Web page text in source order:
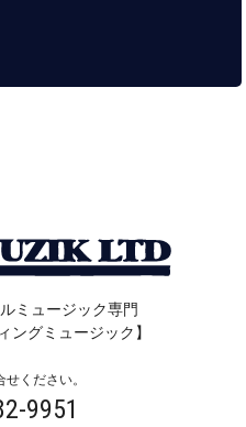
ミュージック専門
ングミュージック】
ください。
9951